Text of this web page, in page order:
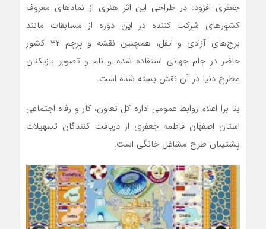
جعفری افزود: در طراحی این اثر هنری از نماد‌های معروف
کشور‌های شرکت کننده در این دوره از مسابقات مانند
برج‌های آزادی و ایفل، همچنین نقشه و پرچم ۳۲ کشور
حاضر در جام جهانی استفاده شده و نام و تصویر بازیکنان
مطرح دنیا در آن نقش بسته شده است.
بنا برا اعلام روابط عمومی اداره کل تعاون، کار و رفاه اجتماعی
استان اصفهان فاطمه جعفری از دریافت کنندگان تسهیلات
پشتیبان طرح مشاغل خانگی است.